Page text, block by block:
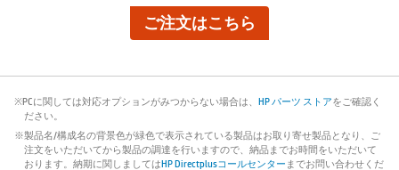
※PCに関しては対応オプションがみつからない場合は、 HP パーツ ストアをご確認く
ださい。
※製品名/構成名の背景色が緑色で表示されている製品はお取り寄せ製品となり、ご
注文をいただいてから製品の調達を行いますので、納品までお時間をいただいて
おります。納期に関しましてはHP Directplusコールセンター までお問い合わせくだ